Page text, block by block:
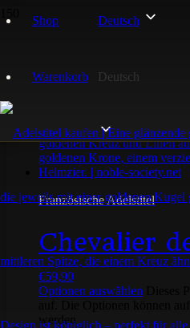
Shop
Warenkorb
Deutsch
Deutsch
Einzelnes Ergebnis wird angezeigt
Französische Adelstitel
Chevalier
€59,90
Optionen auswählen
werden